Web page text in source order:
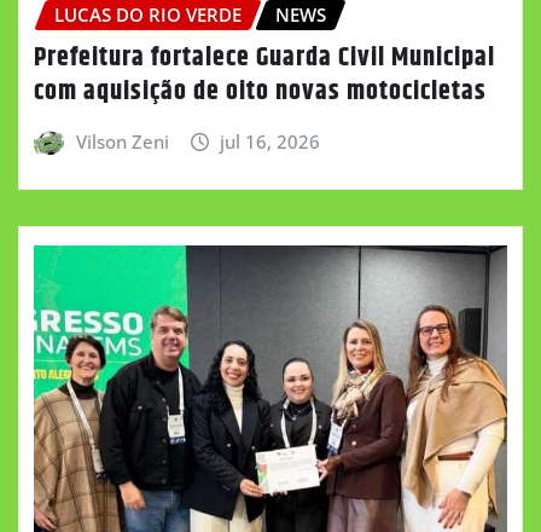
LUCAS DO RIO VERDE NEWS
Prefeitura fortalece Guarda Civil Municipal
com aquisição de oito novas motocicletas
Vilson Zeni jul 16, 2026